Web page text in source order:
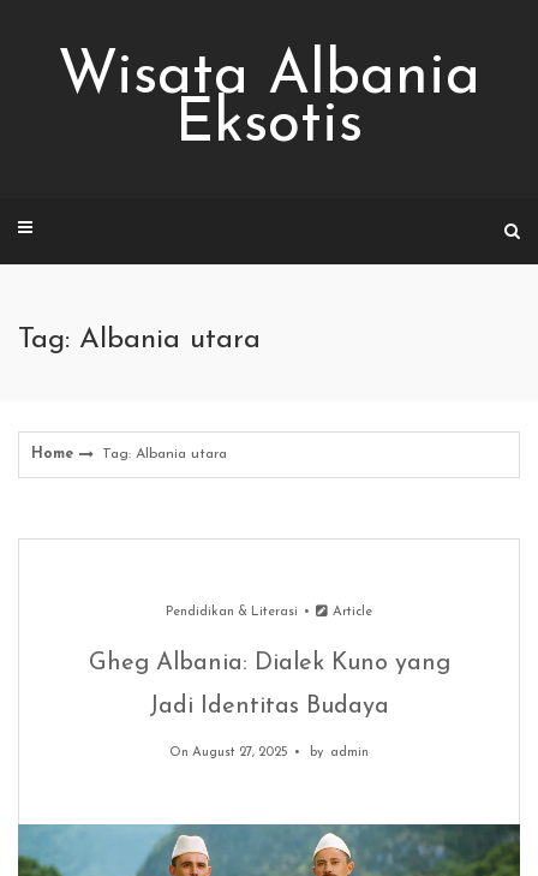
Wisata Albania
Eksotis
Tag: Albania utara
Home Tag: Albania utara
Pendidikan & Literasi Article
Gheg Albania: Dialek Kuno yang
Jadi Identitas Budaya
On August 27, 2025 by admin